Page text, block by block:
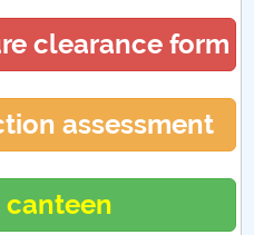
clearance form
assessment